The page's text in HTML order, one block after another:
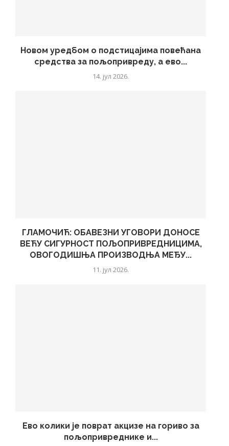
Новом уредбом о подстицајима повећана
средства за пољопривреду, а ево...
14. јул 2026.
ГЛАМОЧИЋ: ОБАВЕЗНИ УГОВОРИ ДОНОСЕ
ВЕЋУ СИГУРНОСТ ПОЉОПРИВРЕДНИЦИМА,
ОВОГОДИШЊА ПРОИЗВОДЊА МЕЂУ...
11. јул 2026.
Ево колики је поврат акцизе на гориво за
пољопривреднике и...